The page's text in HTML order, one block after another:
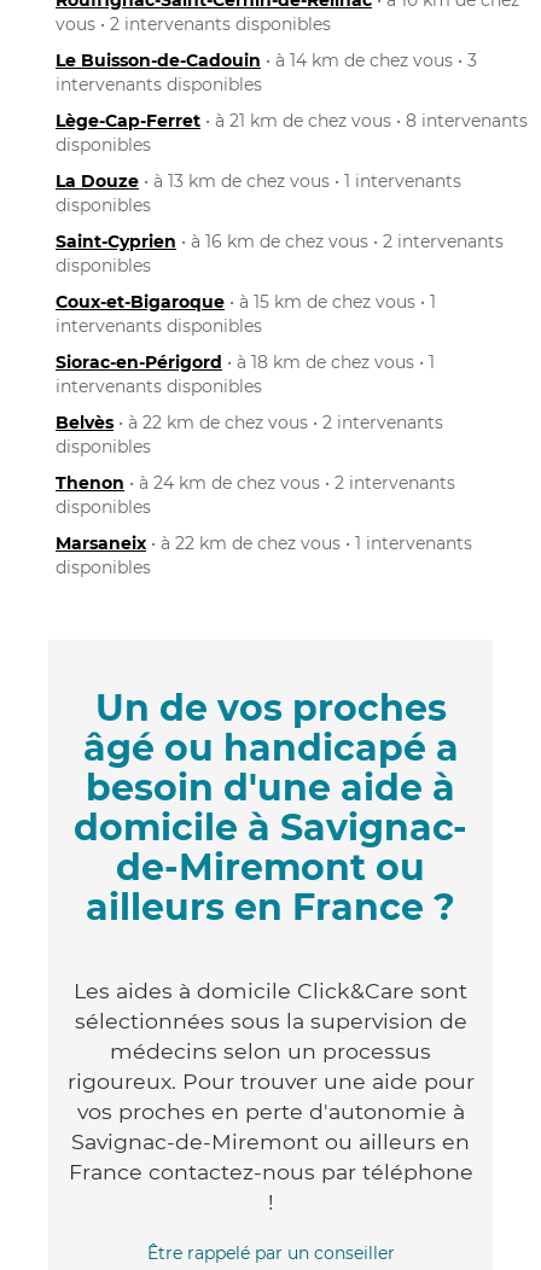
vous • 2 intervenants disponibles
Le Buisson-de-Cadouin • à 14 km de chez vous • 3
intervenants disponibles
Lège-Cap-Ferret • à 21 km de chez vous • 8 intervenants
disponibles
La Douze • à 13 km de chez vous • 1 intervenants
disponibles
Saint-Cyprien • à 16 km de chez vous • 2 intervenants
disponibles
Coux-et-Bigaroque • à 15 km de chez vous • 1
intervenants disponibles
Siorac-en-Périgord • à 18 km de chez vous • 1
intervenants disponibles
Belvès • à 22 km de chez vous • 2 intervenants
disponibles
Thenon • à 24 km de chez vous • 2 intervenants
disponibles
Marsaneix • à 22 km de chez vous • 1 intervenants
disponibles
Un de vos proches
âgé ou handicapé a
besoin d'une aide à
domicile à Savignac-
de-Miremont ou
ailleurs en France ?
Les aides à domicile Click&Care sont
sélectionnées sous la supervision de
médecins selon un processus
rigoureux. Pour trouver une aide pour
vos proches en perte d'autonomie à
Savignac-de-Miremont ou ailleurs en
France contactez-nous par téléphone
!
Être rappelé par un conseiller